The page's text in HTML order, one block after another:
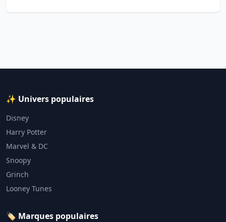
✨ Univers populaires
Disney
Harry Potter
Marvel & DC
Snoopy
Grinch
Looney Tunes
🏷️ Marques populaires